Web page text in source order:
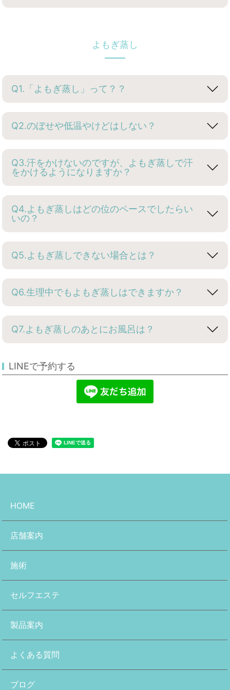
よもぎ蒸し
Q1.「よもぎ蒸し」って？？
Q2.のぼせや低温やけどはしない？
Q3.汗をかけないのですが、よもぎ蒸しで汗
をかけるようになりますか？
Q4.よもぎ蒸しはどの位のペースでしたらい
いの？
Q5.よもぎ蒸しできない場合とは？
Q6.生理中でもよもぎ蒸しはできますか？
Q7.よもぎ蒸しのあとにお風呂は？
LINEで予約する
HOME
店舗案内
施術
セルフエステ
製品案内
よくある質問
ブログ